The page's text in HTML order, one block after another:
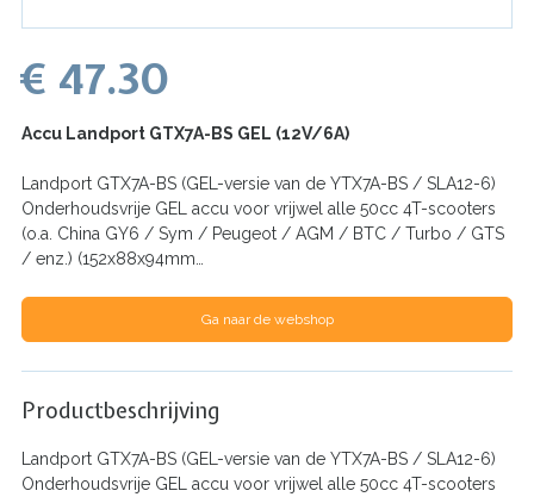
€ 47.30
Accu Landport GTX7A-BS GEL (12V/6A)
Landport GTX7A-BS (GEL-versie van de YTX7A-BS / SLA12-6)
Onderhoudsvrije GEL accu voor vrijwel alle 50cc 4T-scooters
(o.a. China GY6 / Sym / Peugeot / AGM / BTC / Turbo / GTS
/ enz.) (152x88x94mm…
Ga naar de webshop
Productbeschrijving
Landport GTX7A-BS (GEL-versie van de YTX7A-BS / SLA12-6)
Onderhoudsvrije GEL accu voor vrijwel alle 50cc 4T-scooters